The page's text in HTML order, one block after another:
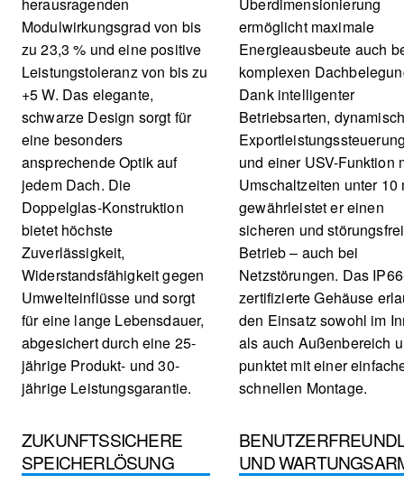
Modulwirkungsgrad von bis
zu 23,3 % und eine positive
Leistungstoleranz von bis zu
+5 W. Das elegante,
schwarze Design sorgt für
eine besonders
ansprechende Optik auf
jedem Dach. Die
Doppelglas-Konstruktion
bietet höchste
Zuverlässigkeit,
Widerstandsfähigkeit gegen
Umwelteinflüsse und sorgt
für eine lange Lebensdauer,
abgesichert durch eine 25-
jährige Produkt- und 30-
jährige Leistungsgarantie.
ermöglicht maximale
Energieausbeute auch
komplexen
Dank intelligenter
Betriebsarten,
und einer USV-Funktion
Umschaltzeiten unter 10
gewährleistet er einen
sicheren und
Betrieb – auch bei
Netzstörungen. Das
zertifizierte Gehäuse
den Einsatz sowohl im
als auch Außenbereich
punktet mit einer
schnellen Montage.
ZUKUNFTSSICHERE
SPEICHERLÖSUNG
UND